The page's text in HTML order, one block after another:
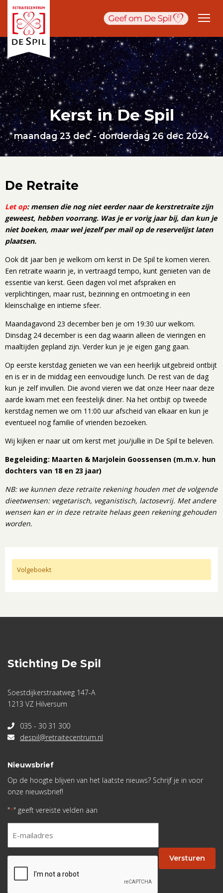
Kerst in De Spil
maandag 23 dec - donderdag 26 dec 2024
De Retraite
Let op: mensen die nog niet eerder naar de kerstretraite zijn
geweest, hebben voorrang. Was je er vorig jaar bij, dan kun je
niet boeken, maar wel jezelf per mail op de reservelijst laten
plaatsen.
Ook dit jaar ben je welkom om kerst in De Spil te komen vieren.
Een retraite waarin je, in vertraagd tempo, kunt genieten van de
essentie van kerst. Geen dagen vol met afspraken en
verplichtingen, maar rust, bezinning en ontmoeting in een
kleinschalige en intieme sfeer.
Maandagavond 23 december ben je om 19:30 uur welkom.
Dinsdag 24 december is een dag waarin alleen de vieringen en
maaltijden gepland zijn. Verder kun je je eigen gang gaan.
Op eerste kerstdag genieten we van een heerlijk uitgebreid ontbijt
en is er in de middag een eenvoudige lunch. De rest van de dag
kun je zelf invullen. Die avond vieren we dat onze Heer naar deze
aarde kwam met een feestelijk diner. Na het ontbijt op tweede
kerstdag nemen we om 11:00 uur afscheid van elkaar en kun je
eventueel nog familie of vrienden bezoeken.
Wij kijken er naar uit om kerst met jou/jullie in De Spil te beleven.
Begeleiding: Maarten & Marjolein Goossensen (m.m.v. hun
dochters van 18 en 23 jaar)
NB: we kunnen deze retraite rekening houden met de volgende
dieetwensen: vegetarisch, veganistisch, lactosevrij. Met andere
wensen kan er in deze retraite helaas geen rekening gehouden
worden.
Volgeboekt
Stichting De Spil
Soestdijkerstraatweg 147-A
1213 VZ Hilversum
035 - 30 31 300
despil@retraitecentrum.nl
Nieuwsbrief
Op de hoogte blijven van het laatste nieuws? Schrijf je in voor
onze nieuwsbrief!
"*" geeft vereiste velden aan
* Versturen